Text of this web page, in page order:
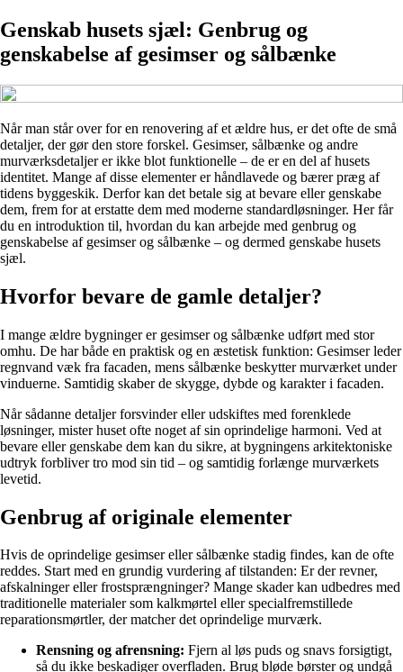
Genskab husets sjæl: Genbrug og
genskabelse af gesimser og sålbænke
Når man står over for en renovering af et ældre hus, er det ofte de små
detaljer, der gør den store forskel. Gesimser, sålbænke og andre
murværksdetaljer er ikke blot funktionelle – de er en del af husets
identitet. Mange af disse elementer er håndlavede og bærer præg af
tidens byggeskik. Derfor kan det betale sig at bevare eller genskabe
dem, frem for at erstatte dem med moderne standardløsninger. Her får
du en introduktion til, hvordan du kan arbejde med genbrug og
genskabelse af gesimser og sålbænke – og dermed genskabe husets
sjæl.
Hvorfor bevare de gamle detaljer?
I mange ældre bygninger er gesimser og sålbænke udført med stor
omhu. De har både en praktisk og en æstetisk funktion: Gesimser leder
regnvand væk fra facaden, mens sålbænke beskytter murværket under
vinduerne. Samtidig skaber de skygge, dybde og karakter i facaden.
Når sådanne detaljer forsvinder eller udskiftes med forenklede
løsninger, mister huset ofte noget af sin oprindelige harmoni. Ved at
bevare eller genskabe dem kan du sikre, at bygningens arkitektoniske
udtryk forbliver tro mod sin tid – og samtidig forlænge murværkets
levetid.
Genbrug af originale elementer
Hvis de oprindelige gesimser eller sålbænke stadig findes, kan de ofte
reddes. Start med en grundig vurdering af tilstanden: Er der revner,
afskalninger eller frostsprængninger? Mange skader kan udbedres med
traditionelle materialer som kalkmørtel eller specialfremstillede
reparationsmørtler, der matcher det oprindelige murværk.
Rensning og afrensning: Fjern al løs puds og snavs forsigtigt,
så du ikke beskadiger overfladen. Brug bløde børster og undgå